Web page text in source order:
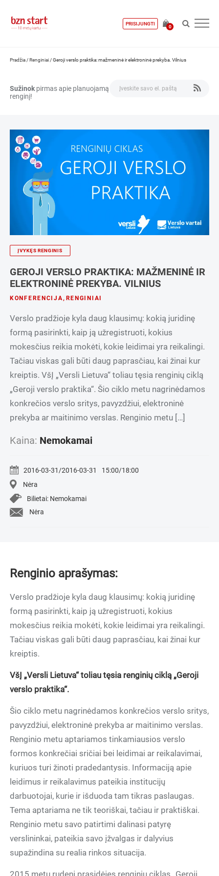
PRISIJUNGTI
0
Pradžia /Renginiai /Geroji verslo praktika: mažmeninė ir elektroninė prekyba. Vilnius
Sužinok pirmas apie planuojamą
renginį!
ĮVYKĘS RENGINIS
GEROJI VERSLO PRAKTIKA: MAŽMENINĖ IR
ELEKTRONINĖ PREKYBA. VILNIUS
KONFERENCIJA, RENGINIAI
Verslo pradžioje kyla daug klausimų: kokią juridinę
formą pasirinkti, kaip ją užregistruoti, kokius
mokesčius reikia mokėti, kokie leidimai yra reikalingi.
Tačiau viskas gali būti daug paprasčiau, kai žinai kur
kreiptis. VšĮ „Versli Lietuva“ toliau tęsia renginių ciklą
„Geroji verslo praktika“. Šio ciklo metu nagrinėdamos
konkrečios verslo sritys, pavyzdžiui, elektroninė
prekyba ar maitinimo verslas. Renginio metu […]
Kaina: Nemokamai
2016-03-31/2016-03-31
15:00/18:00
Nėra
Bilietai: Nemokamai
Nėra
Renginio aprašymas:
Verslo pradžioje kyla daug klausimų: kokią juridinę
formą pasirinkti, kaip ją užregistruoti, kokius
mokesčius reikia mokėti, kokie leidimai yra reikalingi.
Tačiau viskas gali būti daug paprasčiau, kai žinai kur
kreiptis.
VšĮ „Versli Lietuva“ toliau tęsia renginių ciklą „Geroji
verslo praktika“.
Šio ciklo metu nagrinėdamos konkrečios verslo sritys,
pavyzdžiui, elektroninė prekyba ar maitinimo verslas.
Renginio metu aptariamos tinkamiausios verslo
formos konkrečiai sričiai bei leidimai ar reikalavimai,
kuriuos turi žinoti pradedantysis. Informaciją apie
leidimus ir reikalavimus pateikia institucijų
darbuotojai, kurie ir išduoda tam tikras paslaugas.
Tema aptariama ne tik teoriškai, tačiau ir praktiškai.
Renginio metu savo patirtimi dalinasi patyrę
verslininkai, pateikia savo įžvalgas ir dalyvius
supažindina su realia rinkos situacija.
2015 metų rudenį prasidėjęs renginių ciklas „Geroji